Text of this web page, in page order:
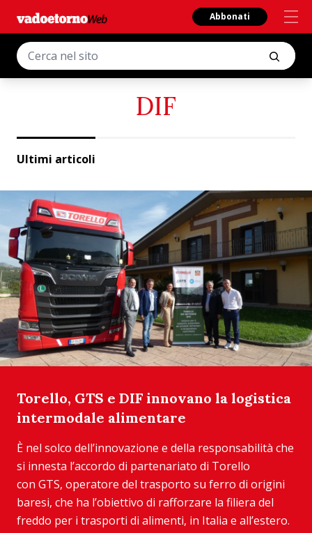
Abbonati
DIF
Ultimi articoli
Torello, GTS e DIF innovano la logistica
intermodale alimentare
È nel solco dell’innovazione e della responsabilità che
si innesta l’accordo di partenariato di Torello
con GTS, operatore del trasporto su ferro di origini
baresi, che ha l’obiettivo di rafforzare la filiera del
freddo per i trasporti di alimenti, in Italia e all’estero.